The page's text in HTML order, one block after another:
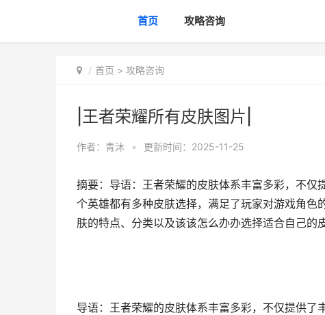
首页 攻略咨询
首页 > 攻略咨询
|王者荣耀所有皮肤图片|
作者： 青沐 • 更新时间：2025-11-25
摘要：导语：王者荣耀的皮肤体系丰富多彩，不
个英雄都有多种皮肤选择，满足了玩家对游戏角
肤的特点、分类以及该该怎么办办选择适合自己的
导语：王者荣耀的皮肤体系丰富多彩，不仅提供